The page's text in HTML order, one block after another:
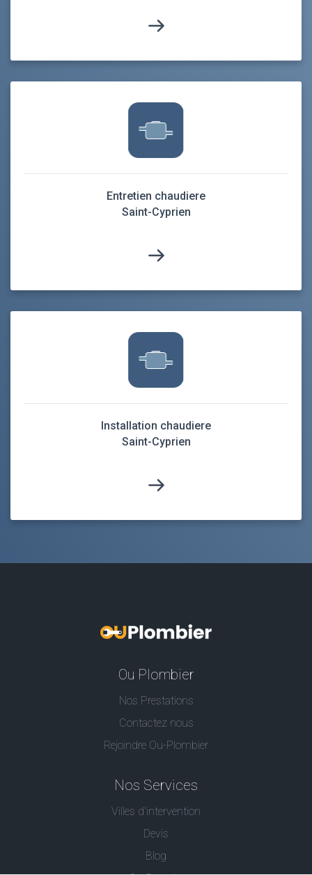
Entretien chaudiere
Saint-Cyprien
Installation chaudiere
Saint-Cyprien
Ou Plombier
Nos Prestations
Contactez nous
Rejoindre Ou-Plombier
Nos Services
Villes d'intervention
Devis
Blog